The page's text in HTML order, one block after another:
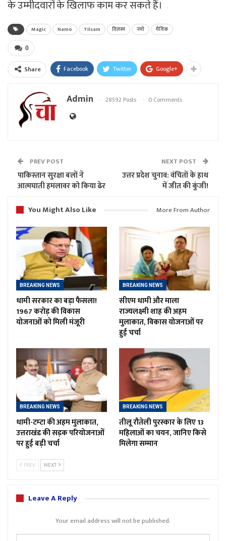
के उम्मीदवारों के खिलाफ काम कर सकते हैं।
Magic Namo Tilsam तिलस्म नमो मैजिक
0
Share Facebook Twitter Google+
Admin 28592 Posts 0 Comments
PREV POST
पाकिस्तान सुरक्षा बलों ने
आत्मघाती हमलावर को किया ढेर
NEXT POST
उत्तर प्रदेश चुनाव: वंचितों के हाथ
में जीत की कुंजी!
You Might Also Like
More From Author
BREAKING NEWS
धामी सरकार का बड़ा फैसला!
1967 करोड़ की विकास
योजनाओं को मिली मंजूरी
BREAKING NEWS
सीएम धामी और माला
राज्यलक्ष्मी शाह की अहम
मुलाकात, विकास योजनाओं पर
हुई चर्चा
BREAKING NEWS
धामी-टम्टा की अहम मुलाकात,
उत्तराखंड की सड़क परियोजनाओं
पर हुई बड़ी चर्चा
BREAKING NEWS
तीलू रौतेली पुरस्कार के लिए 13
महिलाओं का चयन, जानिए किसे
मिलेगा सम्मान
PREV NEXT
Leave A Reply
Your email address will not be published.